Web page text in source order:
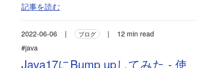
記事を読む
2022-06-06 | ブログ |
12 min read
#java
Java17にBump upしてみた - 使